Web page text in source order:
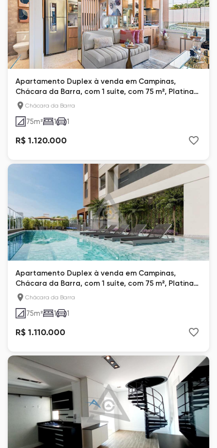
Apartamento Duplex à venda em Campinas,
Chácara da Barra, com 1 suíte, com 75 m², Platina
Patriani
Chácara da Barra
75m² 1 1
R$ 1.120.000
Apartamento Duplex à venda em Campinas,
Chácara da Barra, com 1 suíte, com 75 m², Platina
Patriani
Chácara da Barra
75m² 1 1
R$ 1.110.000